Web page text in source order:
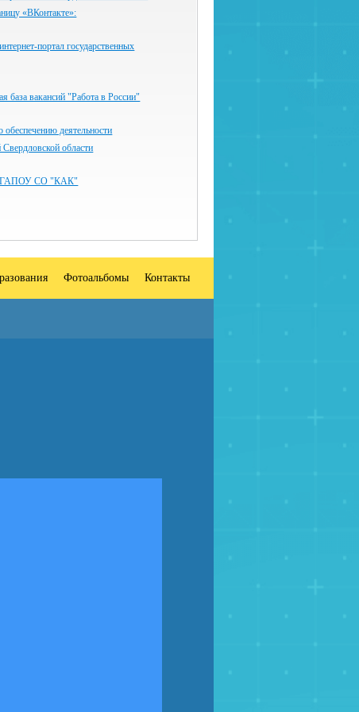
«ВКонтакте»:
портал государственных
база вакансий "Работа в России"
обеспечению деятельности
области
СО "КАК"
Фотоальбомы Контакты